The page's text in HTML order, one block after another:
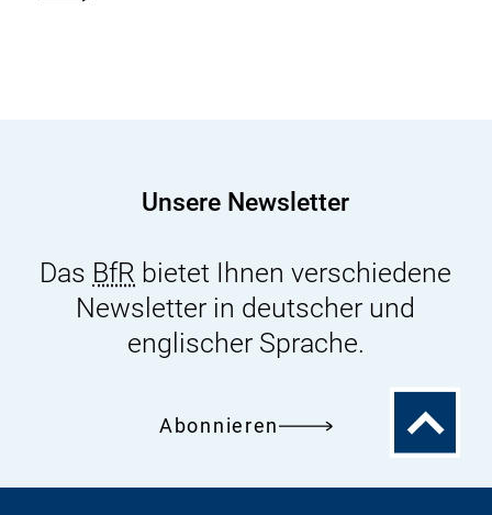
Unsere Newsletter
Das BfR bietet Ihnen verschiedene
Newsletter in deutscher und
englischer Sprache.
Abonnieren
Zum